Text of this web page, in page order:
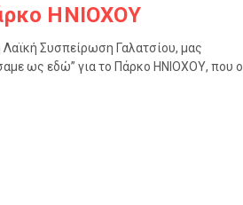
ΗΝΙΟΧΟΥ
Συσπείρωση Γαλατσίου, μας
ως εδώ” για το Πάρκο ΗΝΙΟΧΟΥ, που ο